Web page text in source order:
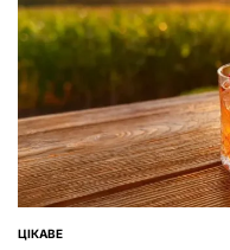
ОПУБЛІКУВАТИ
ЦІКАВЕ